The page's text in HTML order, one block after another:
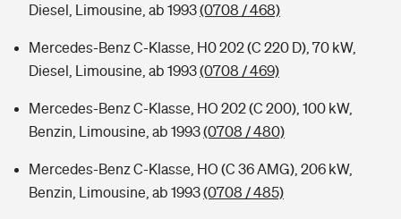
Diesel, Limousine, ab 1993(0708 / 468)
Mercedes-Benz C-Klasse, H0 202 (C 220 D), 70 kW,
Diesel, Limousine, ab 1993(0708 / 469)
Mercedes-Benz C-Klasse, HO 202 (C 200), 100 kW,
Benzin, Limousine, ab 1993(0708 / 480)
Mercedes-Benz C-Klasse, HO (C 36 AMG), 206 kW,
Benzin, Limousine, ab 1993(0708 / 485)